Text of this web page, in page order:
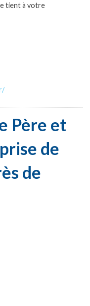
tient à votre
Père et
de
de